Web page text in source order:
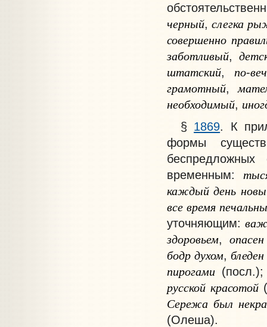
черный, слегка
совершенно
заботливый,
штатский, по-
грамотный,
необходимый,
§ 1869. К
формы
временным:
каждый день
все время
уточняющим:
здоровьем, опасен
бодр духом, бледен
пирогами
русской красотой
Сережа был
(Олеша).